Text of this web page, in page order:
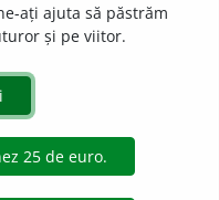
(subțire și) colorată. –
ați ajuta să păstrăm
și pe viitor.